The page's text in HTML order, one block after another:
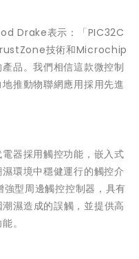
Drake表示：「PIC32C
技術和Microchip
品。我們相信這款微控制
推動物聯網應用採用先進
器採用觸控功能，嵌入式
環境中穩健運行的觸控介
型周邊觸控控制器，具有
濕造成的誤觸，並提供高
。